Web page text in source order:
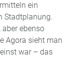
ein
Stadtplanung.
aber ebenso
Agora sieht man
war – das